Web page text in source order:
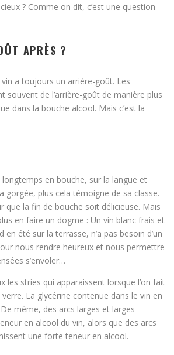
? Comme on dit, c’est une question
APRÈS ?
vin a toujours un arrière-goût. Les
souvent de l’arrière-goût de manière plus
dans la bouche alcool. Mais c’est la
longtemps en bouche, sur la langue et
gorgée, plus cela témoigne de sa classe.
que la fin de bouche soit délicieuse. Mais
en faire un dogme : Un vin blanc frais et
été sur la terrasse, n’a pas besoin d’un
nous rendre heureux et nous permettre
s’envoler…
les stries qui apparaissent lorsque l’on fait
La glycérine contenue dans le vin en
De même, des arcs larges et larges
en alcool du vin, alors que des arcs
une forte teneur en alcool.